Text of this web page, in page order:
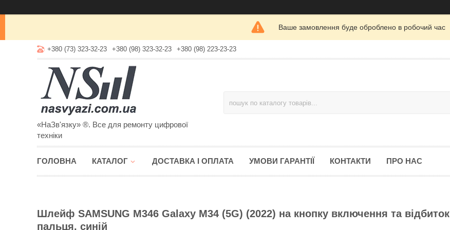
Ваше замовлення буде оброблено в робочий час
+380 (73) 323-32-23 +380 (98) 323-32-23 +380 (98) 223-23-23
«НаЗв'язку» ®. Все для ремонту цифрової
техніки
ГОЛОВНА КАТАЛОГ ДОСТАВКА І ОПЛАТА УМОВИ ГАРАНТІЇ КОНТАКТИ ПРО НАС
Шлейф SAMSUNG M346 Galaxy M34 (5G) (2022) на кнопку включення та відбиток
пальця, синій